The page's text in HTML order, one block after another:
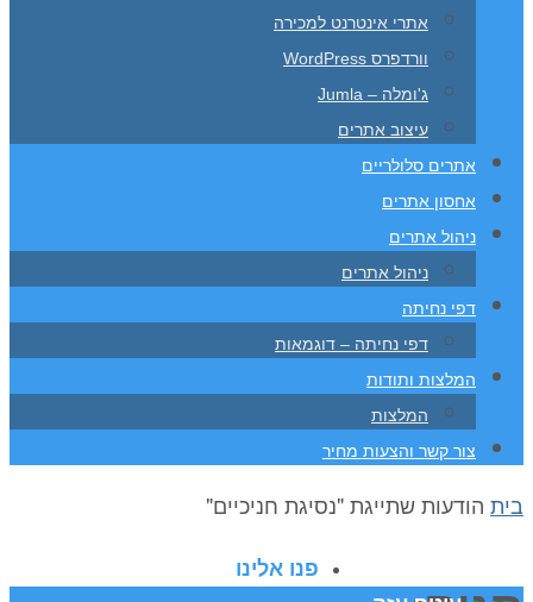
אתרי אינטרנט למכירה
וורדפרס WordPress
ג'ומלה – Jumla
עיצוב אתרים
אתרים סלולריים
אחסון אתרים
ניהול אתרים
ניהול אתרים
דפי נחיתה
דפי נחיתה – דוגמאות
המלצות ותודות
המלצות
צור קשר והצעות מחיר
בית הודעות שתייגת "נסיגת חניכיים"
פנו אלינו